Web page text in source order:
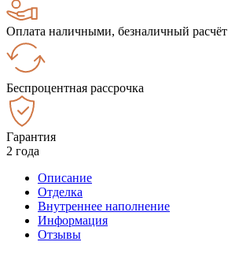
Оплата наличными, безналичный расчёт
Беспроцентная рассрочка
Гарантия
2 года
Описание
Отделка
Внутреннее наполнение
Информация
Отзывы